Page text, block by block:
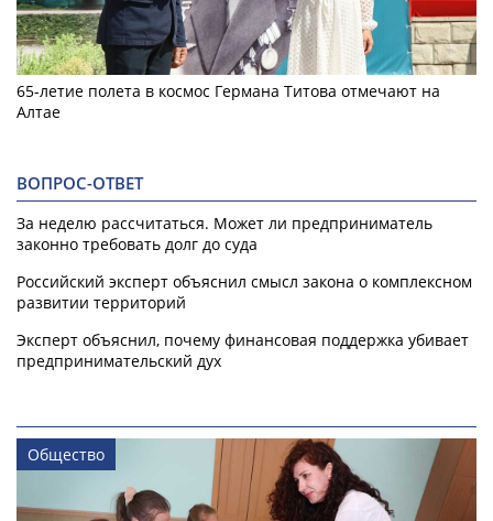
65-летие полета в космос Германа Титова отмечают на
Алтае
ВОПРОС-ОТВЕТ
За неделю рассчитаться. Может ли предприниматель
законно требовать долг до суда
Российский эксперт объяснил смысл закона о комплексном
развитии территорий
Эксперт объяснил, почему финансовая поддержка убивает
предпринимательский дух
Общество